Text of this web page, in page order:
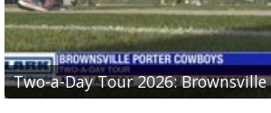
Two-a-Day Tour 2026:
Two-a-Day Tour 2026: Brownsville
Two-a-Day Tour 2026: Mercedes
Two-a-Day Tour 2026: Progreso
Two-a-Day Tour 2026: Donna